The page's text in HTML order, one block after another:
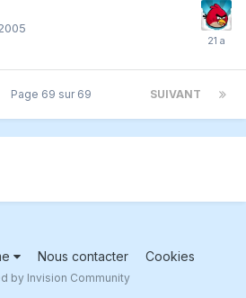
SUIVANT
Page 69 sur 69
Nous contacter Cookies
by Invision Community